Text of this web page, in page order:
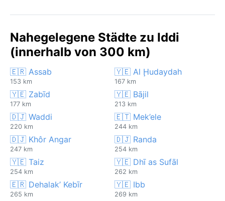
Nahegelegene Städte zu Iddi
(innerhalb von 300 km)
🇪🇷 Assab
153 km
🇾🇪 Al Ḩudaydah
167 km
🇾🇪 Zabīd
177 km
🇾🇪 Bājil
213 km
🇩🇯 Waddi
220 km
🇪🇹 Mek’ele
244 km
🇩🇯 Khôr Angar
247 km
🇩🇯 Randa
254 km
🇾🇪 Taiz
254 km
🇾🇪 Dhī as Sufāl
262 km
🇪🇷 Dehalak’ Kebīr
265 km
🇾🇪 Ibb
269 km